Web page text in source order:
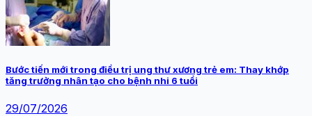
Bước tiến mới trong điều trị ung thư xương trẻ em: Thay khớp
tăng trưởng nhân tạo cho bệnh nhi 6 tuổi
29/07/2026